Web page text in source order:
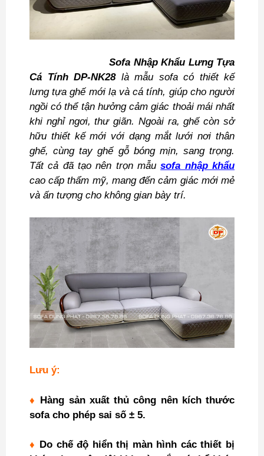
Sofa Nhập Khẩu Lưng Tựa
Cá Tính DP-NK28là mẫu sofa có thiết kế
lưng tựa ghế mới lạ và cá tính, giúp cho người
ngồi có thể tận hưởng cảm giác thoải mái nhất
khi nghỉ ngơi, thư giãn. Ngoài ra, ghế còn sở
hữu thiết kế mới với dạng mắt lưới nơi thân
ghế, cùng tay ghế gỗ bóng mịn, sang trọng.
Tất cả đã tạo nên trọn mẫusofa nhập khẩu
cao cấp thẩm mỹ, mang đến cảm giác mới mẻ
và ấn tượng cho không gian bày trí.
Lưu ý:
♦ Hàng sản xuất thủ công nên kích thước
sofa cho phép sai số ± 5.
♦ Do chế độ hiển thị màn hình các thiết bị